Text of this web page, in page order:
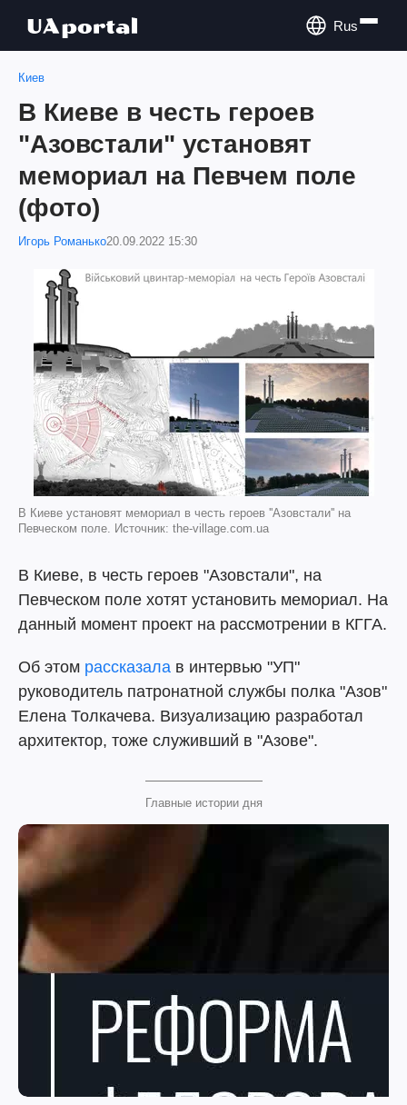
Rus
Киев
В Киеве в честь героев
"Азовстали" установят
мемориал на Певчем поле
(фото)
Игорь Романько20.09.2022 15:30
В Киеве установят мемориал в честь героев ''Азовстали'' на
Певческом поле. Источник: the-village.com.ua
В Киеве, в честь героев "Азовстали", на
Певческом поле хотят установить мемориал. На
данный момент проект на рассмотрении в КГГА.
Об этом рассказала в интервью "УП"
руководитель патронатной службы полка "Азов"
Елена Толкачева. Визуализацию разработал
архитектор, тоже служивший в "Азове".
Главные истории дня